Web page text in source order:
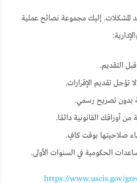
المشكلات. إليك مجموعة نصائح عملية
التقديم.
تؤجل تقديم الإقرارات.
بدون تصريح رسمي.
أوراقك القانونية دائمًا.
صلاحيتها بوقت كافٍ.
الحكومية في السنوات الأولى.
https://www.uscis.gov/